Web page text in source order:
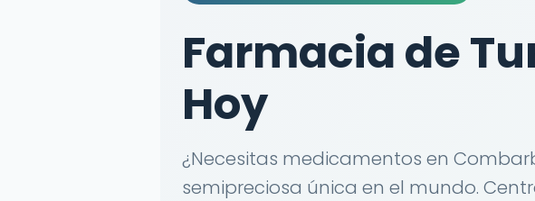
Farmacia de
Hoy
¿Necesitas medicamentos en
semipreciosa única en el mundo.